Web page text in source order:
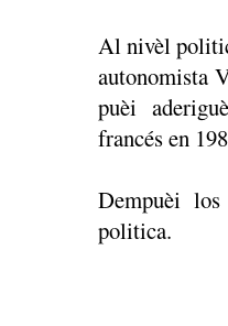
Al nivèl
autonomista
puèi
francés en
Dempuèi
politica.